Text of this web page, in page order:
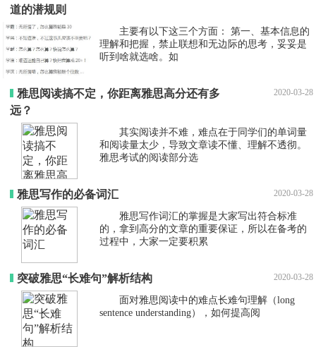
道的潜规则
主要有以下这三个方面： 第一、基本信息的
理解和把握，禁止联想和无边际的思考，妥妥是
听到啥就选啥。如
雅思阅读搞不定，你距离雅思高分还有多
远？
2020-03-28
其实阅读并不难，难点在于同学们的单词量
和阅读量太少，导致文章读不懂、理解不透彻。
雅思考试的阅读部分选
雅思写作的必备词汇 2020-03-28
雅思写作词汇的掌握是大家写出符合标准
的，拿到高分的文章的重要保证，所以在备考的
过程中，大家一定要积累
突破雅思“长难句”解析结构 2020-03-28
面对雅思阅读中的难点长难句理解（long
sentence understanding），如何提高阅